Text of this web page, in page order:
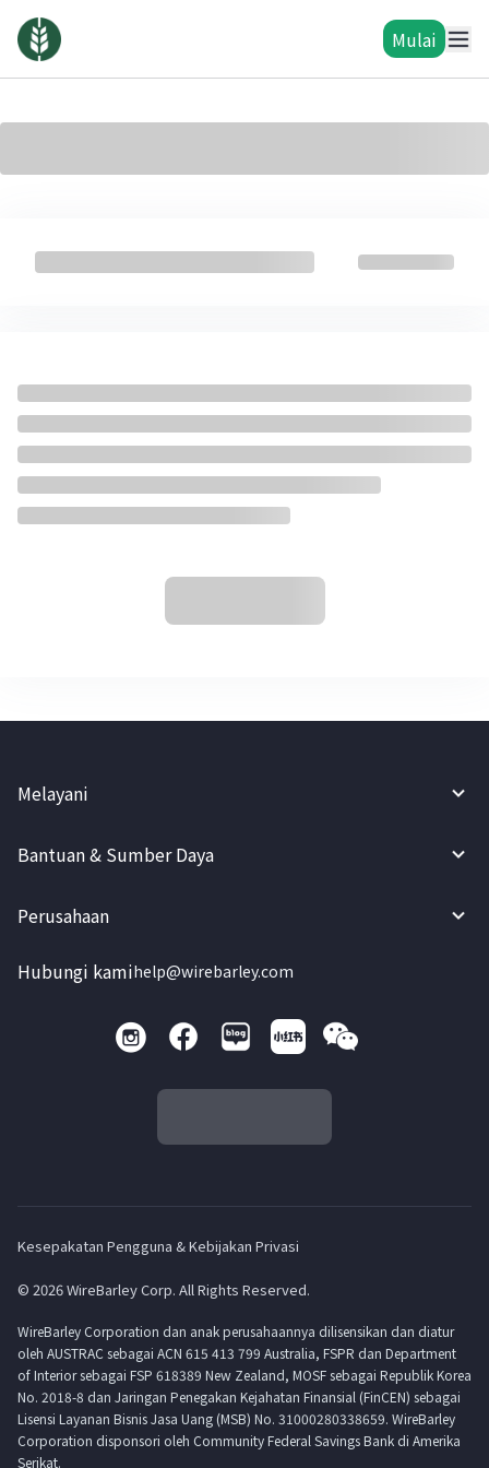
Mulai
Melayani
Bantuan & Sumber Daya
Perusahaan
Hubungi kamihelp@wirebarley.com
Kesepakatan Pengguna & Kebijakan Privasi
© 2026 WireBarley Corp. All Rights Reserved.
WireBarley Corporation dan anak perusahaannya dilisensikan dan diatur
oleh AUSTRAC sebagai ACN 615 413 799 Australia, FSPR dan Department
of Interior sebagai FSP 618389 New Zealand, MOSF sebagai Republik Korea
No. 2018-8 dan Jaringan Penegakan Kejahatan Finansial (FinCEN) sebagai
Lisensi Layanan Bisnis Jasa Uang (MSB) No. 31000280338659. WireBarley
Corporation disponsori oleh Community Federal Savings Bank di Amerika
Serikat.